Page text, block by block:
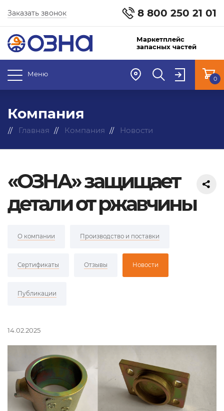
8 800 250 21 01
Заказать звонок
Маркетплейс
запасных частей
Меню
0
Компания
Главная Компания Новости
«ОЗНА» защищает
детали от ржавчины
О компании Производство и поставки
Сертификаты Отзывы Новости
Публикации
14.02.2025